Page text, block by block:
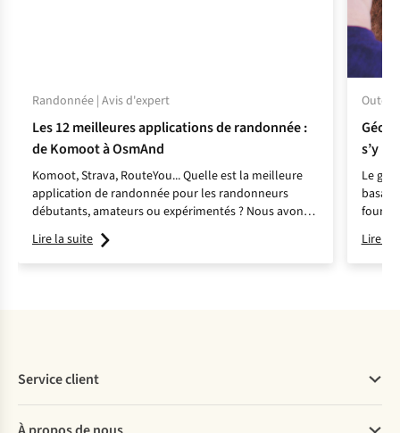
Randonnée | Avis d'expert
Les 12 meilleures applications de randonnée :
de Komoot à OsmAnd
Komoot, Strava, RouteYou... Quelle est la meilleure
application de randonnée pour les randonneurs
débutants, amateurs ou expérimentés ? Nous avons
passé en revue les avantages et les inconvénients de
12 applications de randonnée populaires.
Lire la suite
s’y
Le
Lire la
Service client